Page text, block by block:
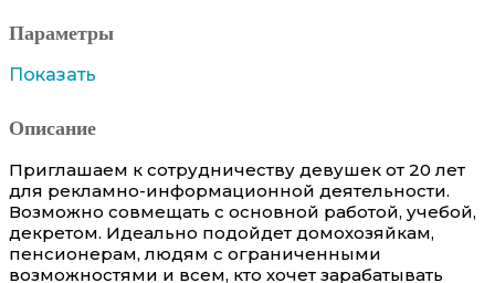
Параметры
Показать
Описание
Приглашаем к сотрудничеству девушек от 20 лет
для рекламно-информационной деятельности.
Возможно совмещать с основной работой, учебой,
декретом. Идеально подойдет домохозяйкам,
пенсионерам, людям с ограниченными
возможностями и всем, кто хочет зарабатывать